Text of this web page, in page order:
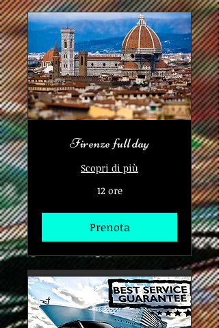
Firenze full day
Scopri di più
12 ore
Prenota